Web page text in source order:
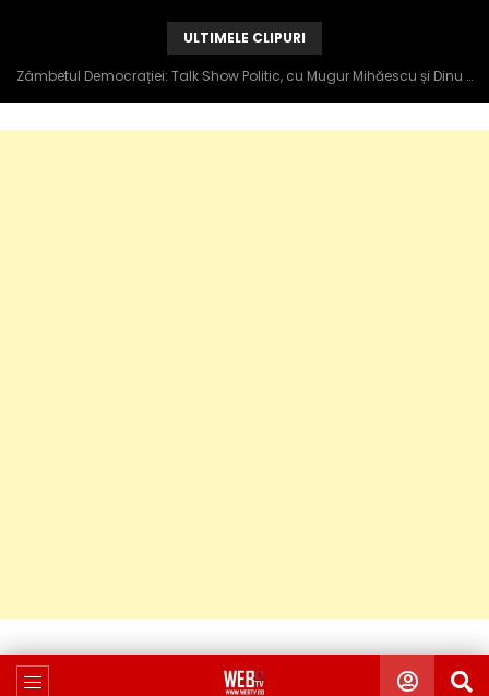
ULTIMELE CLIPURI
Zâmbetul Democrației: Talk Show Politic, cu Mugur Mihăescu și Dinu Popescu